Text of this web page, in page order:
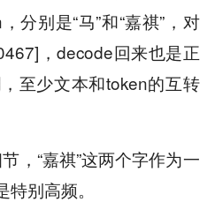
分别是“马”和“嘉祺”，对
，decode回来也是正
至少文本和token的互转
，“嘉祺”这两个字作为一
别高频。